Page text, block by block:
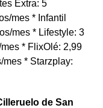
Extra: 5
mes * Infantil
mes * Lifestyle: 3
* FlixOlé: 2,99
mes * Starzplay:
de San